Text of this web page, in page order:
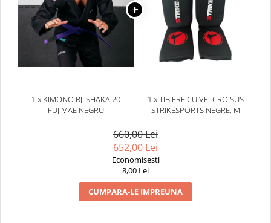
1 x KIMONO BJJ SHAKA 20
FUJIMAE NEGRU
1 x TIBIERE CU VELCRO SUS
STRIKESPORTS NEGRE, M
660,00 Lei
652,00 Lei
Economisesti
8,00 Lei
CUMPARA-LE IMPREUNA